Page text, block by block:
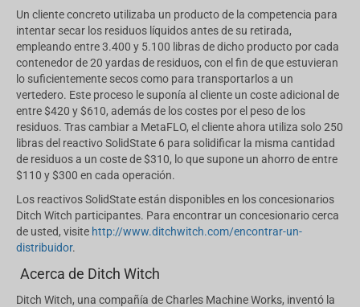
Un cliente concreto utilizaba un producto de la competencia para
intentar secar los residuos líquidos antes de su retirada,
empleando entre 3.400 y 5.100 libras de dicho producto por cada
contenedor de 20 yardas de residuos, con el fin de que estuvieran
lo suficientemente secos como para transportarlos a un
vertedero. Este proceso le suponía al cliente un coste adicional de
entre $420 y $610, además de los costes por el peso de los
residuos. Tras cambiar a MetaFLO, el cliente ahora utiliza solo 250
libras del reactivo SolidState 6 para solidificar la misma cantidad
de residuos a un coste de $310, lo que supone un ahorro de entre
$110 y $300 en cada operación.
Los reactivos SolidState están disponibles en los concesionarios
Ditch Witch participantes. Para encontrar un concesionario cerca
de usted, visite http://www.ditchwitch.com/encontrar-un-
distribuidor.
Acerca de Ditch Witch
Ditch Witch, una compañía de Charles Machine Works, inventó la